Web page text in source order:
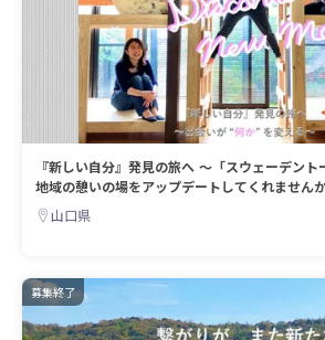
『新しい自分』発見の旅へ 〜「スウェーデン
地域の憩いの場をアップデートしてくれません
山口県
募集終了